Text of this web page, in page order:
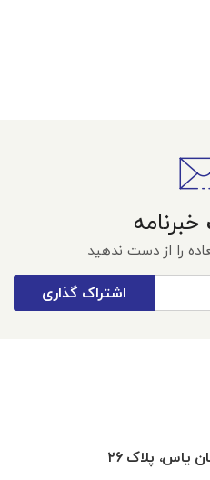
را از دست ندهید
اشتراک گذاری
پلاک ۲۶